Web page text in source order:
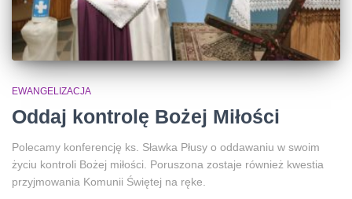
EWANGELIZACJA
Oddaj kontrolę Bożej Miłości
Polecamy konferencję ks. Sławka Płusy o oddawaniu w swoim
życiu kontroli Bożej miłości. Poruszona zostaje również kwestia
przyjmowania Komunii Świętej na ręke.